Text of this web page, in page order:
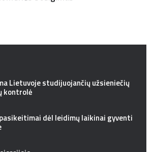
Lietuvoje studijuojančių užsieniečių
kontrolė
dėl leidimų laikinai gyventi